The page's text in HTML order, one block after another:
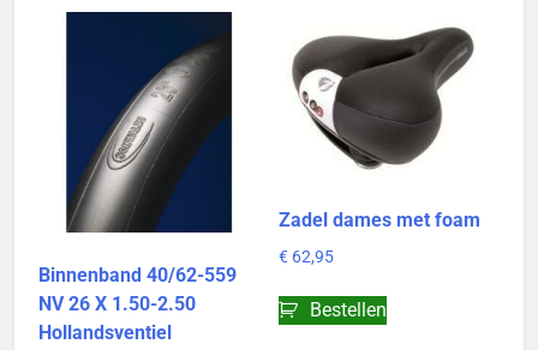
Binnenband 40/62-559
NV 26 X 1.50-2.50
Hollandsventiel
Zadel dames met foam
€ 62,95
Bestellen